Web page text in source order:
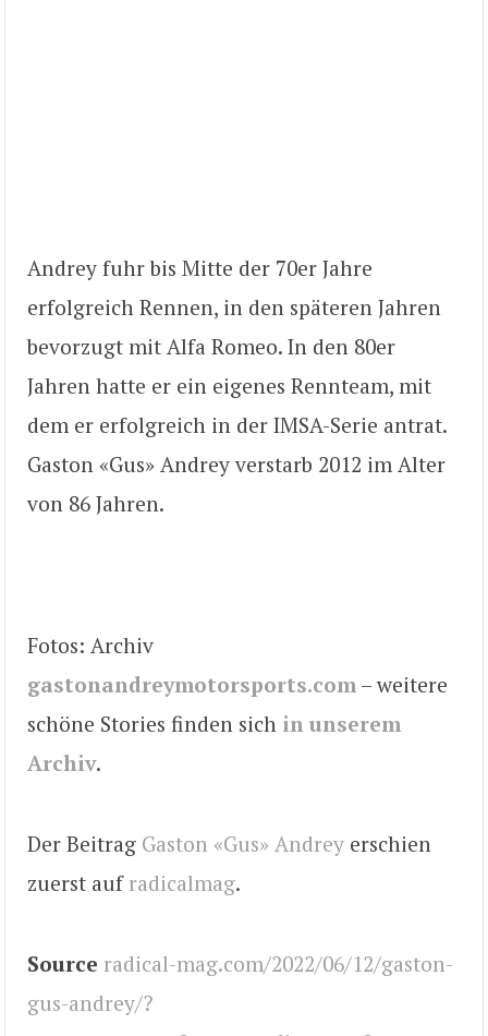
Andrey fuhr bis Mitte der 70er Jahre
erfolgreich Rennen, in den späteren Jahren
bevorzugt mit Alfa Romeo. In den 80er
Jahren hatte er ein eigenes Rennteam, mit
dem er erfolgreich in der IMSA-Serie antrat.
Gaston «Gus» Andrey verstarb 2012 im Alter
von 86 Jahren.
Fotos: Archiv
gastonandreymotorsports.com – weitere
schöne Stories finden sich in unserem
Archiv.
Der Beitrag Gaston «Gus» Andrey erschien
zuerst auf radicalmag.
Source radical-mag.com/2022/06/12/gaston-
gus-andrey/?